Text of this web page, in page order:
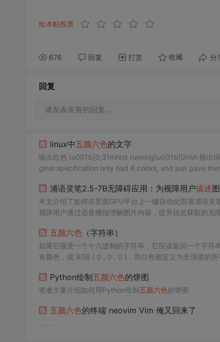
给本帖投票
676 回复 打赏 收藏 分
回复
请发表友善的回复…
linux中五颜六色的文字
输出红色 \u001b[0;31mNot running\u001b[0m\n 输出绿色
ginal specification only had 8 colors, and just gave
浦语灵笔2.5-7B无障碍应用：为视障用户描述
本文介绍了如何在星图GPU平台上一键自动化部署浦语
视障用户通过语音播报理解图片内容，提升信息获取的无
五颜六色（字符串）
如果它接受一个十六进制的字符串，它应该返回一个字符
有颜色，或 RGB ( 0 , 0 , 0 )，而白色被定义为全强度的
5 ，加上数字 000。第二行有 G ，表示绿色的值。
Python绘制五颜六色的饼图
笔者主要介绍如何用Python绘制五颜六色的饼图
五颜六色的终端 neovim Vim 俺又回来了